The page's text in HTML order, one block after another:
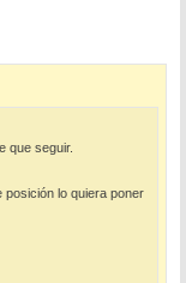
que seguir.
posición lo quiera poner